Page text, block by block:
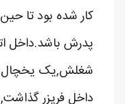
کار شده بود تا
پدرش باشد.داخل
شغلش,یک یخچال
داخل فریزر